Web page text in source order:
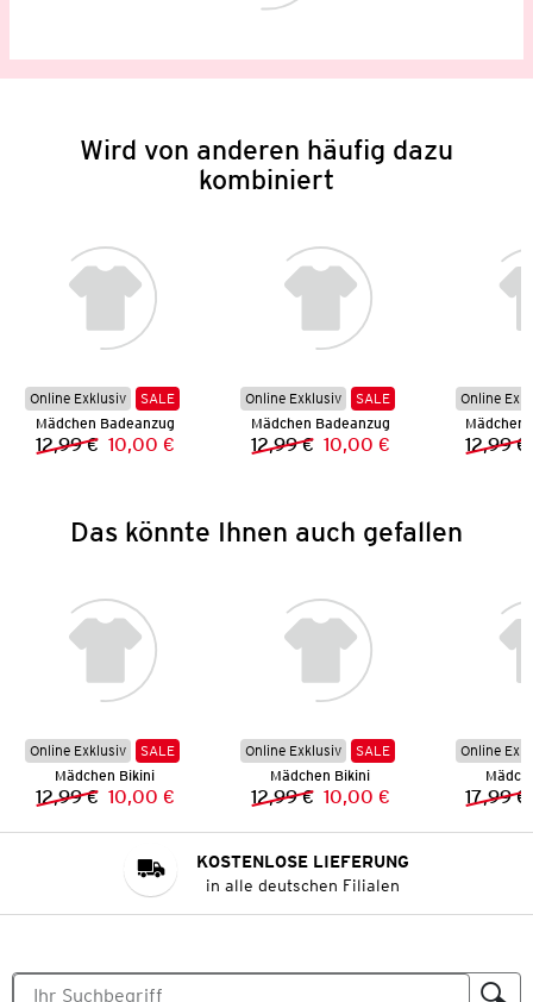
Wird von anderen häufig dazu
kombiniert
Online Exklusiv
SALE
Mädchen Badeanzug
Vorheriger Preis:
12,99 € Neuer Preis:
10,00 €
Online Exklusiv
SALE
Mädchen Badeanzug
Vorheriger Preis:
12,99 € Neuer Preis:
10,00 €
Online
Mädchen
12,99 €
Das könnte Ihnen auch gefallen
Online Exklusiv
SALE
Mädchen Bikini
Vorheriger Preis:
12,99 € Neuer Preis:
10,00 €
Online Exklusiv
SALE
Mädchen Bikini
Vorheriger Preis:
12,99 € Neuer Preis:
10,00 €
Online
17,99 €
KOSTENLOSE LIEFERUNG
in alle deutschen Filialen